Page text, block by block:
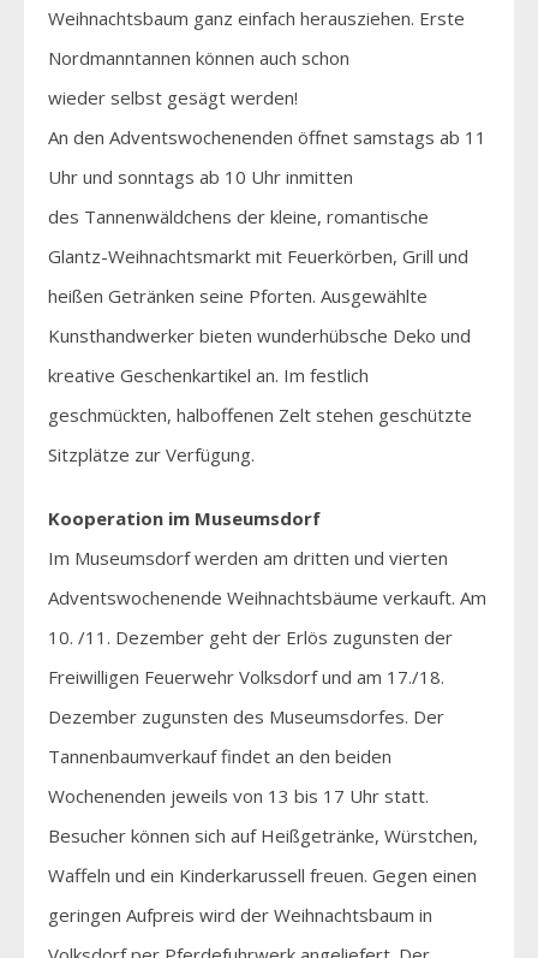
Weihnachtsbaum ganz einfach herausziehen. Erste
Nordmanntannen können auch schon
wieder selbst gesägt werden!
An den Adventswochenenden öffnet samstags ab 11
Uhr und sonntags ab 10 Uhr inmitten
des Tannenwäldchens der kleine, romantische
Glantz-Weihnachts­markt mit Feuerkörben, Grill und
heißen Getränken seine Pforten. Ausgewählte
Kunsthandwerker bieten wunderhübsche Deko und
kreative Geschenkartikel an. Im festlich
geschmückten, halboffenen Zelt stehen geschützte
Sitzplätze zur Verfügung.
Kooperation im Museumsdorf
Im Museumsdorf werden am dritten und vierten
Adventswochenende Weihnachtsbäume verkauft. Am
10. /11. Dezember geht der Erlös zugunsten der
Freiwilligen Feuerwehr Volksdorf und am 17./18.
Dezember zugunsten des Museumsdorfes. Der
Tannenbaumverkauf findet an den beiden
Wochenenden jeweils von 13 bis 17 Uhr statt.
Besucher können sich auf Heißgetränke, Würstchen,
Waffeln und ein Kinderkarussell freuen. Gegen einen
geringen Aufpreis wird der Weihnachtsbaum in